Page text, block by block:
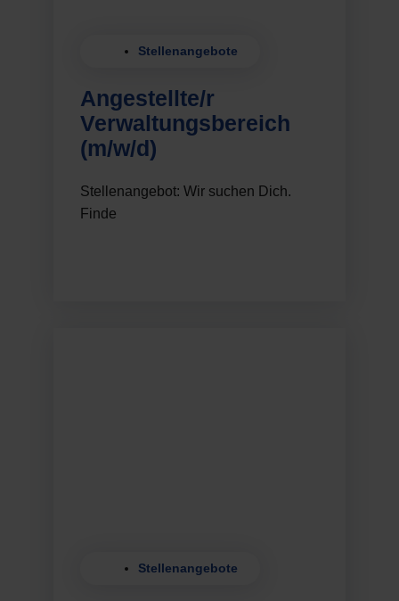
Stellenangebote
Angestellte/r
Verwaltungsbereich
(m/w/d)
Stellenangebot: Wir suchen Dich.
Finde
Stellenangebote